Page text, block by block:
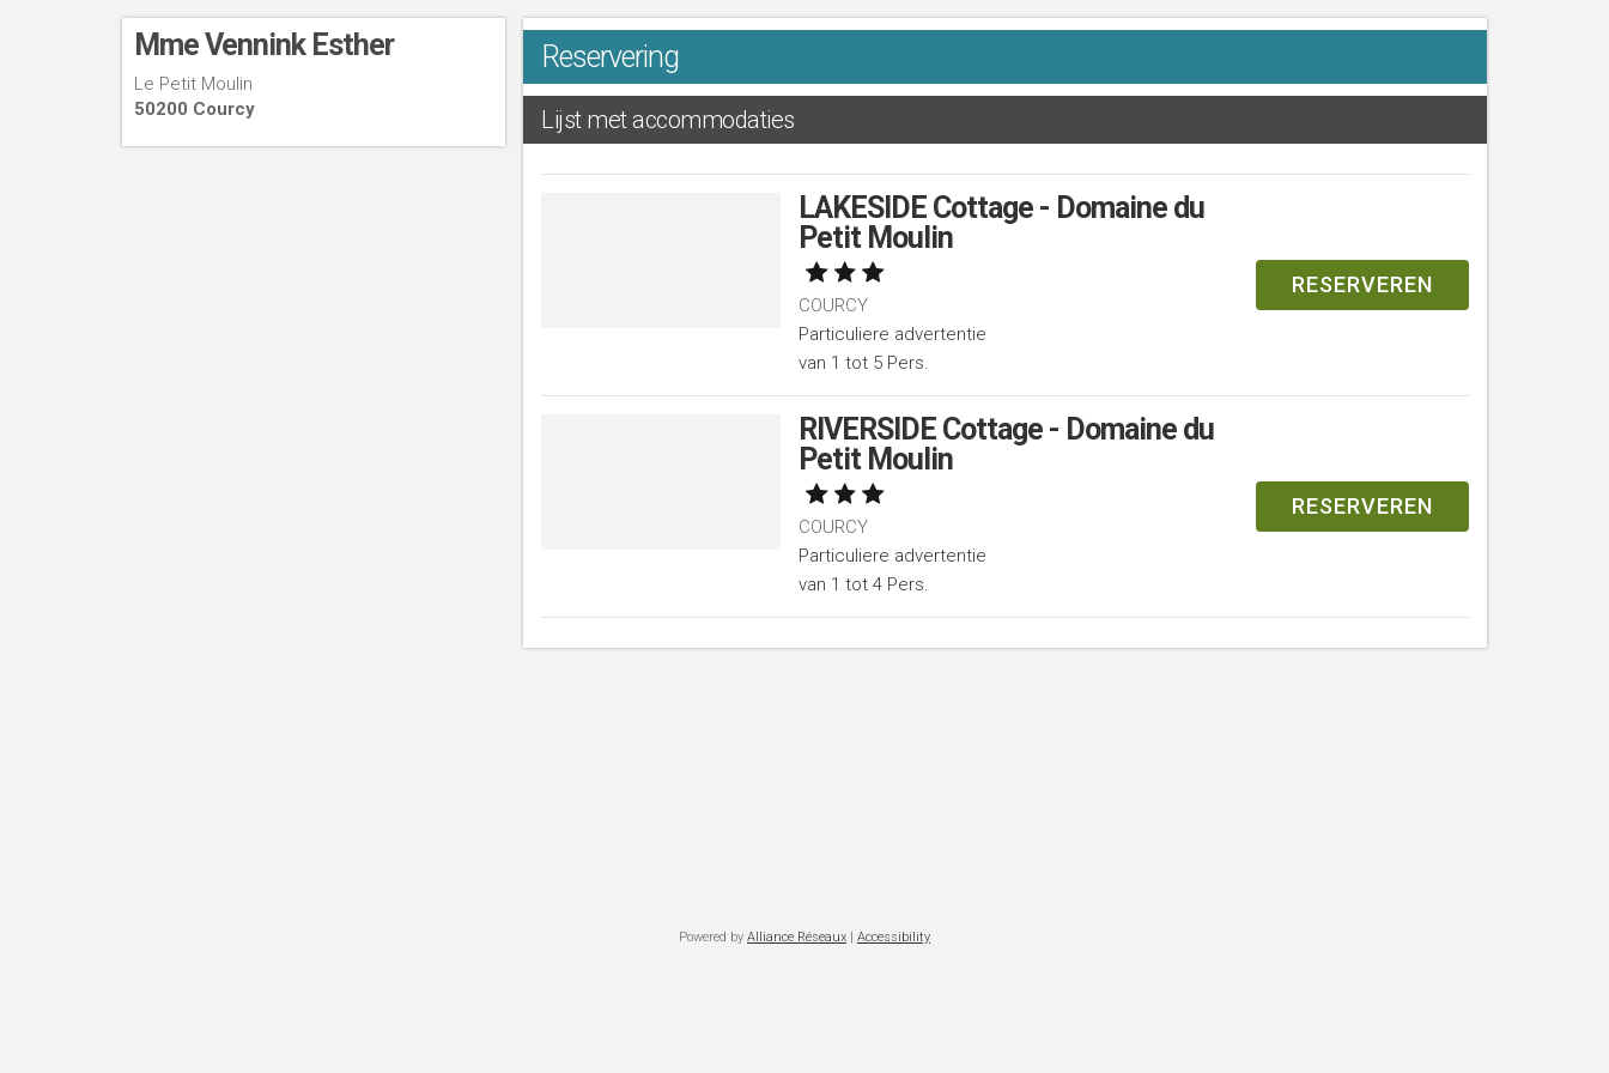
Mme Vennink Esther
Le Petit Moulin
50200 Courcy
Reservering
Lijst met accommodaties
LAKESIDE Cottage - Domaine du
Petit Moulin
COURCY
Particuliere advertentie
van 1 tot 5 Pers.
RESERVEREN
RIVERSIDE Cottage - Domaine du
Petit Moulin
COURCY
Particuliere advertentie
van 1 tot 4 Pers.
RESERVEREN
Powered by Alliance Réseaux | Accessibility